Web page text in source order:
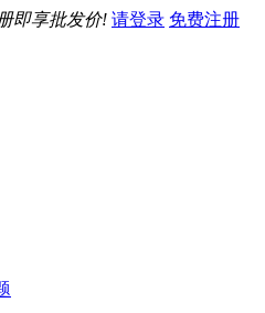
即享批发价! 请登录 免费注册